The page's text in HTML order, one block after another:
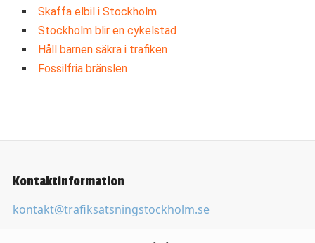
Skaffa elbil i Stockholm
Stockholm blir en cykelstad
Håll barnen säkra i trafiken
Fossilfria bränslen
Kontaktinformation
kontakt@trafiksatsningstockholm.se